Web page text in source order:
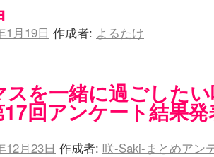
1月19日 作成者: よるたけ
スを一緒に過ごした
17回アンケート結果
12月23日 作成者: 咲-Saki-まとめアン